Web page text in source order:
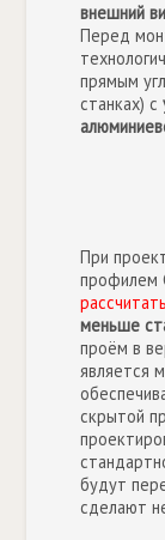
внешний
Перед
прямым
станках) с
При
профилем
меньше
проём в
является
скрытой
будут
сделают